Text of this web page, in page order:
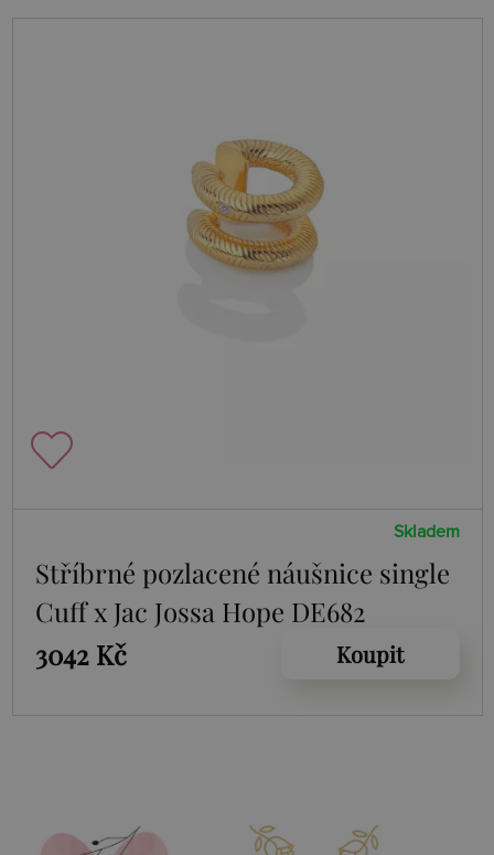
Skladem
Stříbrné pozlacené náušnice single
Cuff x Jac Jossa Hope DE682
3042 Kč
Koupit